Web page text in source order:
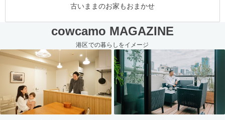
古いままのお家もおまかせ
cowcamo MAGAZINE
港区での暮らしをイメージ